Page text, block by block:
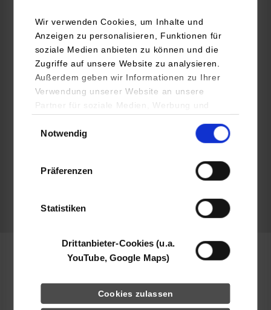
Wir verwenden Cookies, um Inhalte und
Anzeigen zu personalisieren, Funktionen für
soziale Medien anbieten zu können und die
Zugriffe auf unsere Website zu analysieren.
Außerdem geben wir Informationen zu Ihrer
Verwendung unserer Website an unsere
Partner für soziale Medien, Werbung und
YouTube, Google Maps) führen diese
Daten zusammen, die Sie ihnen bereitgestellt
haben oder die sie im Rahmen Ihrer Nutzung
Notwendig
Präferenzen
Statistiken
Drittanbieter-Cookies (u.a.
YouTube, Google Maps)
Cookies zulassen
www.de.trumpf.com
Bastian Gauger
+49 7156 3030
ausbildung@trumpf.com
www.trumpf.com/s/schueler
TRUMPF SE + Co. KG